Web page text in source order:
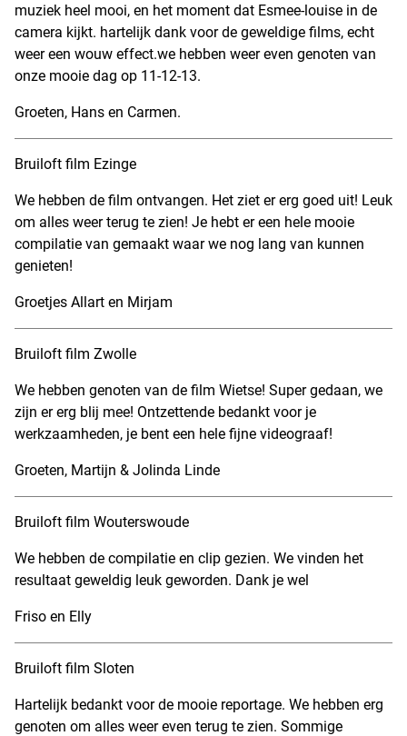
muziek heel mooi, en het moment dat Esmee-louise in de
camera kijkt. hartelijk dank voor de geweldige films, echt
weer een wouw effect.we hebben weer even genoten van
onze mooie dag op 11-12-13.
Groeten, Hans en Carmen.
Bruiloft film Ezinge
We hebben de film ontvangen. Het ziet er erg goed uit! Leuk
om alles weer terug te zien! Je hebt er een hele mooie
compilatie van gemaakt waar we nog lang van kunnen
genieten!
Groetjes Allart en Mirjam
Bruiloft film Zwolle
We hebben genoten van de film Wietse! Super gedaan, we
zijn er erg blij mee! Ontzettende bedankt voor je
werkzaamheden, je bent een hele fijne videograaf!
Groeten, Martijn & Jolinda Linde
Bruiloft film Wouterswoude
We hebben de compilatie en clip gezien. We vinden het
resultaat geweldig leuk geworden. Dank je wel
Friso en Elly
Bruiloft film Sloten
Hartelijk bedankt voor de mooie reportage. We hebben erg
genoten om alles weer even terug te zien. Sommige